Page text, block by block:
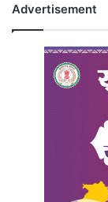
Advertisement